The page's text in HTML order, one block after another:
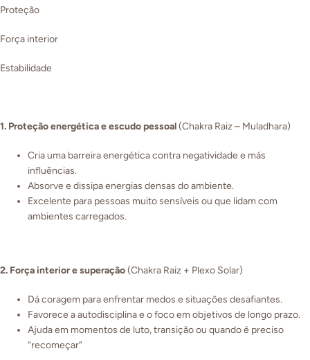
Proteção
Força interior
Estabilidade
1. Proteção energética e escudo pessoal(Chakra Raiz – Muladhara)
Cria uma barreira energética contra negatividade e más
influências.
Absorve e dissipa energias densas do ambiente.
Excelente para pessoas muito sensíveis ou que lidam com
ambientes carregados.
2. Força interior e superação(Chakra Raiz + Plexo Solar)
Dá coragem para enfrentar medos e situações desafiantes.
Favorece a autodisciplina e o foco em objetivos de longo prazo.
Ajuda em momentos de luto, transição ou quando é preciso
“recomeçar”